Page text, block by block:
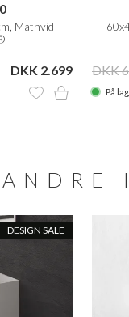
Mathvid
DKK 2.699 DKK
På
ANDRE
DESIGN SALE